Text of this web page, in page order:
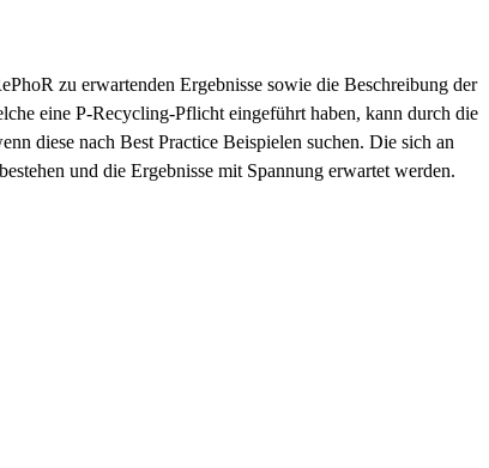
zu erwartenden Ergebnisse sowie die Beschreibung der
eine P-Recycling-Pflicht eingeführt haben, kann durch die
diese nach Best Practice Beispielen suchen. Die sich an
und die Ergebnisse mit Spannung erwartet werden.